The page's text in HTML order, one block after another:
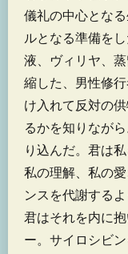
儀礼の中心とな
ルとなる準備を
液、ヴィリヤ、
縮した、男性修
け入れて反対の
るかを知りなが
り込んだ。君は
私の理解、私の
ンスを代謝する
君はそれを内に
ー。サイロシビ